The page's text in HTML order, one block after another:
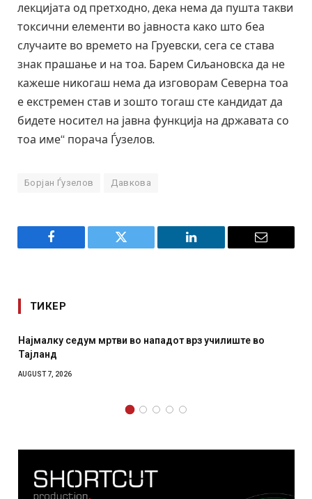
лекцијата од претходно, дека нема да пушта такви
токсични елементи во јавноста како што беа
случаите во времето на Груевски, сега се става
знак прашање и на тоа. Барем Сиљановска да не
кажеше никогаш нема да изговорам Северна тоа
е екстремен став и зошто тогаш сте кандидат да
бидете носител на јавна функција на државата со
тоа име“ порача Ѓузелов.
Борјан Ѓузелов Давкова
Facebook Twitter LinkedIn Email
ТИКЕР
училиште во
СОЗИС: Украинците повеќе им веруваат